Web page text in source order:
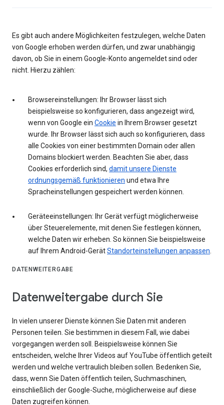
Es gibt auch andere Möglichkeiten festzulegen, welche Daten
von Google erhoben werden dürfen, und zwar unabhängig
davon, ob Sie in einem Google-Konto angemeldet sind oder
nicht. Hierzu zählen:
Browsereinstellungen: Ihr Browser lässt sich
beispielsweise so konfigurieren, dass angezeigt wird,
wenn von Google ein Cookie in Ihrem Browser gesetzt
wurde. Ihr Browser lässt sich auch so konfigurieren, dass
alle Cookies von einer bestimmten Domain oder allen
Domains blockiert werden. Beachten Sie aber, dass
Cookies erforderlich sind, damit unsere Dienste
ordnungsgemäß funktionieren und etwa Ihre
Spracheinstellungen gespeichert werden können.
Geräteeinstellungen: Ihr Gerät verfügt möglicherweise
über Steuerelemente, mit denen Sie festlegen können,
welche Daten wir erheben. So können Sie beispielsweise
auf Ihrem Android-GerätStandorteinstellungen anpassen
DATENWEITERGABE
Datenweitergabe durch Sie
In vielen unserer Dienste können Sie Daten mit anderen
Personen teilen. Sie bestimmen in diesem Fall, wie dabei
vorgegangen werden soll. Beispielsweise können Sie
entscheiden, welche Ihrer Videos auf YouTube öffentlich geteilt
werden und welche vertraulich bleiben sollen. Bedenken Sie,
dass, wenn Sie Daten öffentlich teilen, Suchmaschinen,
einschließlich der Google-Suche, möglicherweise auf diese
Daten zugreifen können.